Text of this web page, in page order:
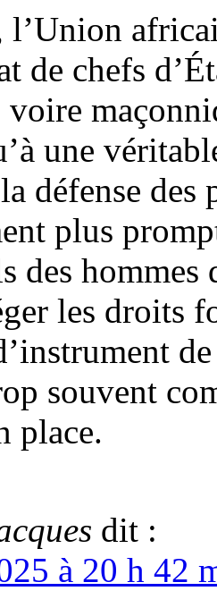
de chefs
voire
une
défense des
plus
des hommes
les droits
souvent
place.
dit :
à 20 h 42